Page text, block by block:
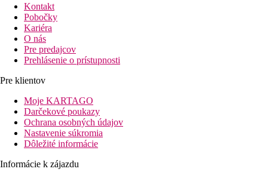
Kontakt
Pobočky
Kariéra
O nás
Pre predajcov
Prehlásenie o prístupnosti
Pre klientov
Moje KARTAGO
Darčekové poukazy
Ochrana osobných údajov
Nastavenie súkromia
Dôležité informácie
Informácie k zájazdu